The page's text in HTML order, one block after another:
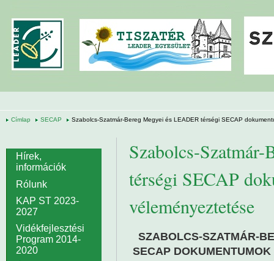
Címlap SECAP Szabolcs-Szatmár-Bereg Megyei és LEADER térségi SECAP
Szabolcs-
térségi SECAP
véleményeztetése
SZABOLCS-SZATMÁR-
SECAP
Hírek,
információk
Rólunk
KAP ST 2023-
2027
Vidékfejlesztési
Program 2014-
2020